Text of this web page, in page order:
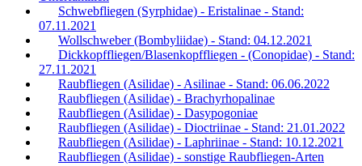
Schwebfliegen (Syrphidae) - Eristalinae - Stand:
07.11.2021
Wollschweber (Bombyliidae) - Stand: 04.12.2021
Dickkopffliegen/Blasenkopffliegen - (Conopidae) - Stand:
27.11.2021
Raubfliegen (Asilidae) - Asilinae - Stand: 06.06.2022
Raubfliegen (Asilidae) - Brachyrhopalinae
Raubfliegen (Asilidae) - Dasypogoniae
Raubfliegen (Asilidae) - Dioctriinae - Stand: 21.01.2022
Raubfliegen (Asilidae) - Laphriinae - Stand: 10.12.2021
Raubfliegen (Asilidae) - sonstige Raubfliegen-Arten